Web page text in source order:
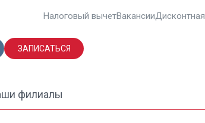
Налоговый вычетВакансии
ЗАПИСАТЬСЯ
филиалы